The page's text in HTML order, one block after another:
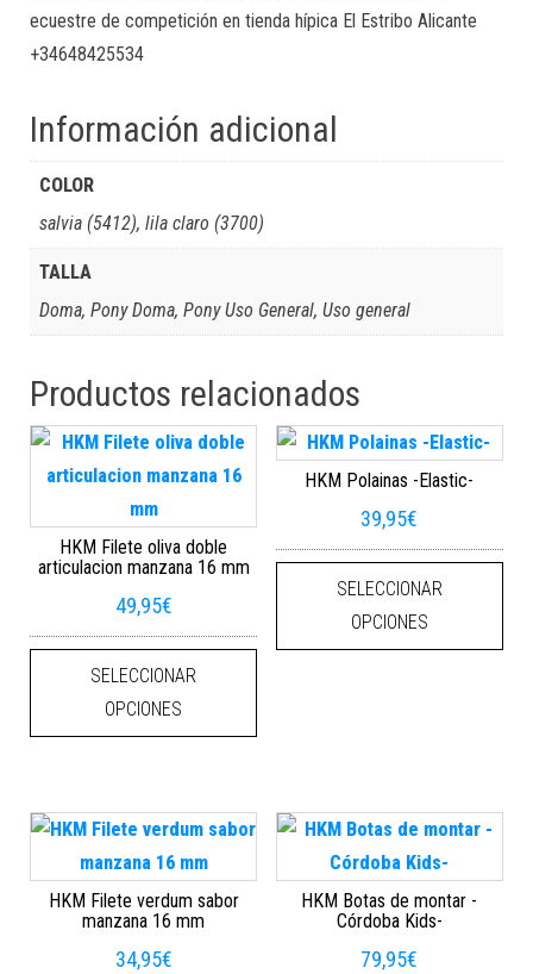
ecuestre de competición en tienda hípica El Estribo Alicante
+34648425534
Información adicional
COLOR
salvia (5412), lila claro (3700)
TALLA
Doma, Pony Doma, Pony Uso General, Uso general
Productos relacionados
HKM Filete oliva doble
articulacion manzana 16 mm
49,95€
SELECCIONAR
OPCIONES
Este producto tiene múltiples
HKM Polainas -Elastic-
39,95€
SELECCIONAR
OPCIONES
HKM Filete verdum sabor
manzana 16 mm
34,95€
HKM Botas de montar -
Córdoba Kids-
79,95€